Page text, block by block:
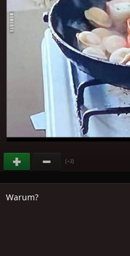
(+3)
Warum?